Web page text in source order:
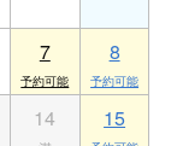
7 8
14 15